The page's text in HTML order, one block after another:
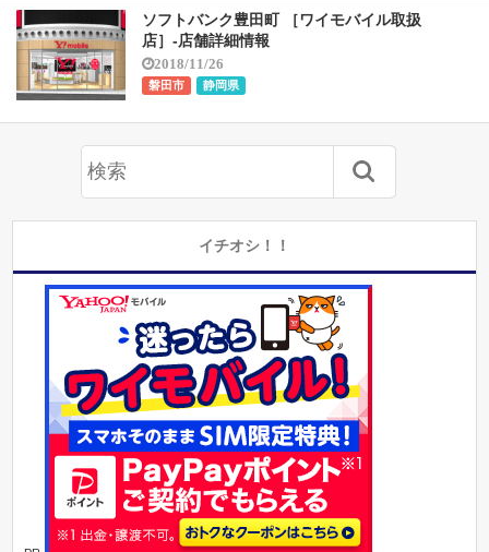
ソフトバンク豊田町 ［ワイモバイル取扱
店］-店舗詳細情報
2018/11/26
磐田市 静岡県
イチオシ！！